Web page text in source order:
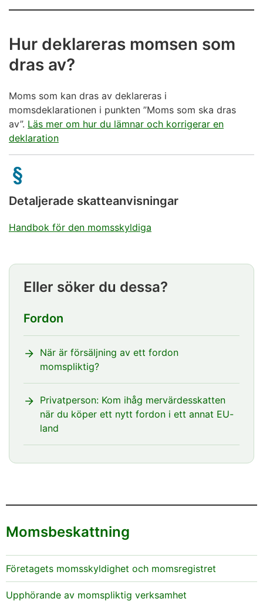
Hur deklareras momsen som
dras av?
Moms som kan dras av deklareras i
momsdeklarationen i punkten ”Moms som ska dras
av”. Läs mer om hur du lämnar och korrigerar en
deklaration
Detaljerade skatteanvisningar
Handbok för den momsskyldiga
Eller söker du dessa?
Fordon
När är försäljning av ett fordon
momspliktig?
Privatperson: Kom ihåg mervärdesskatten
när du köper ett nytt fordon i ett annat EU-
land
Momsbeskattning
Företagets momsskyldighet och momsregistret
Upphörande av momspliktig verksamhet